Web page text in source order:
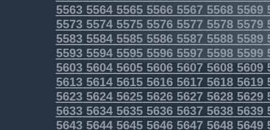
55635564556555665567 55685569
55735574557555765577 55785579
55835584558555865587 55885589
55935594559555965597 55985599
5603560456055606560756085609
5613561456155616561756185619
5623562456255626562756285629
5633563456355636563756385639
5643564456455646564756485649